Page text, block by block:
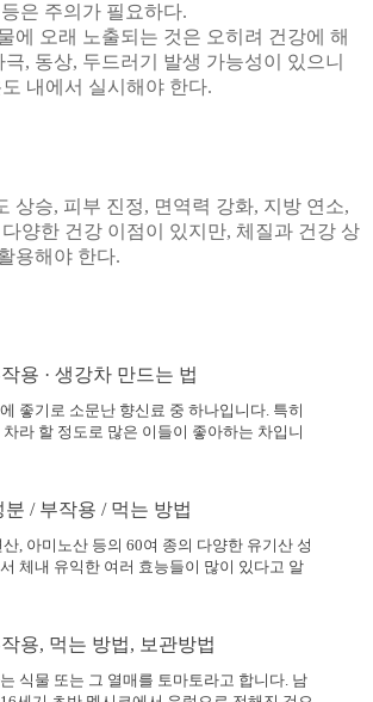
은 주의가 필요하다.
에 오래 노출되는 것은 오히려 건강에 해
극, 동상, 두드러기 발생 가능성이 있으니
내에서 실시해야 한다.
상승, 피부 진정, 면역력 강화, 지방 연소,
양한 건강 이점이 있지만, 체질과 건강 상
용해야 한다.
용 · 생강차 만드는 법
좋기로 소문난 향신료 중 하나입니다. 특히
라 할 정도로 많은 이들이 좋아하는 차입니
/ 부작용 / 먹는 방법
, 아미노산 등의 60여 종의 다양한 유기산 성
체내 유익한 여러 효능들이 많이 있다고 알
용, 먹는 방법, 보관방법
식물 또는 그 열매를 토마토라고 합니다. 남